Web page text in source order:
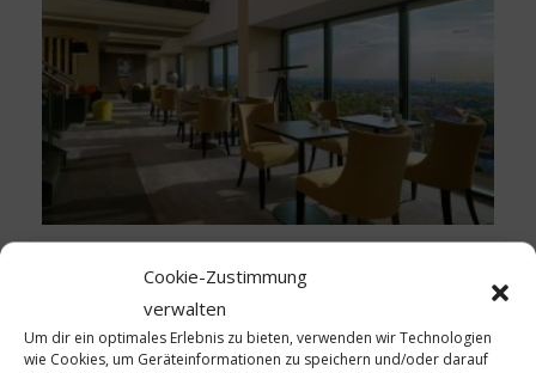
Cookie-Zustimmung
verwalten
Um dir ein optimales Erlebnis zu bieten, verwenden wir Technologien
wie Cookies, um Geräteinformationen zu speichern und/oder darauf
Gerald Huft